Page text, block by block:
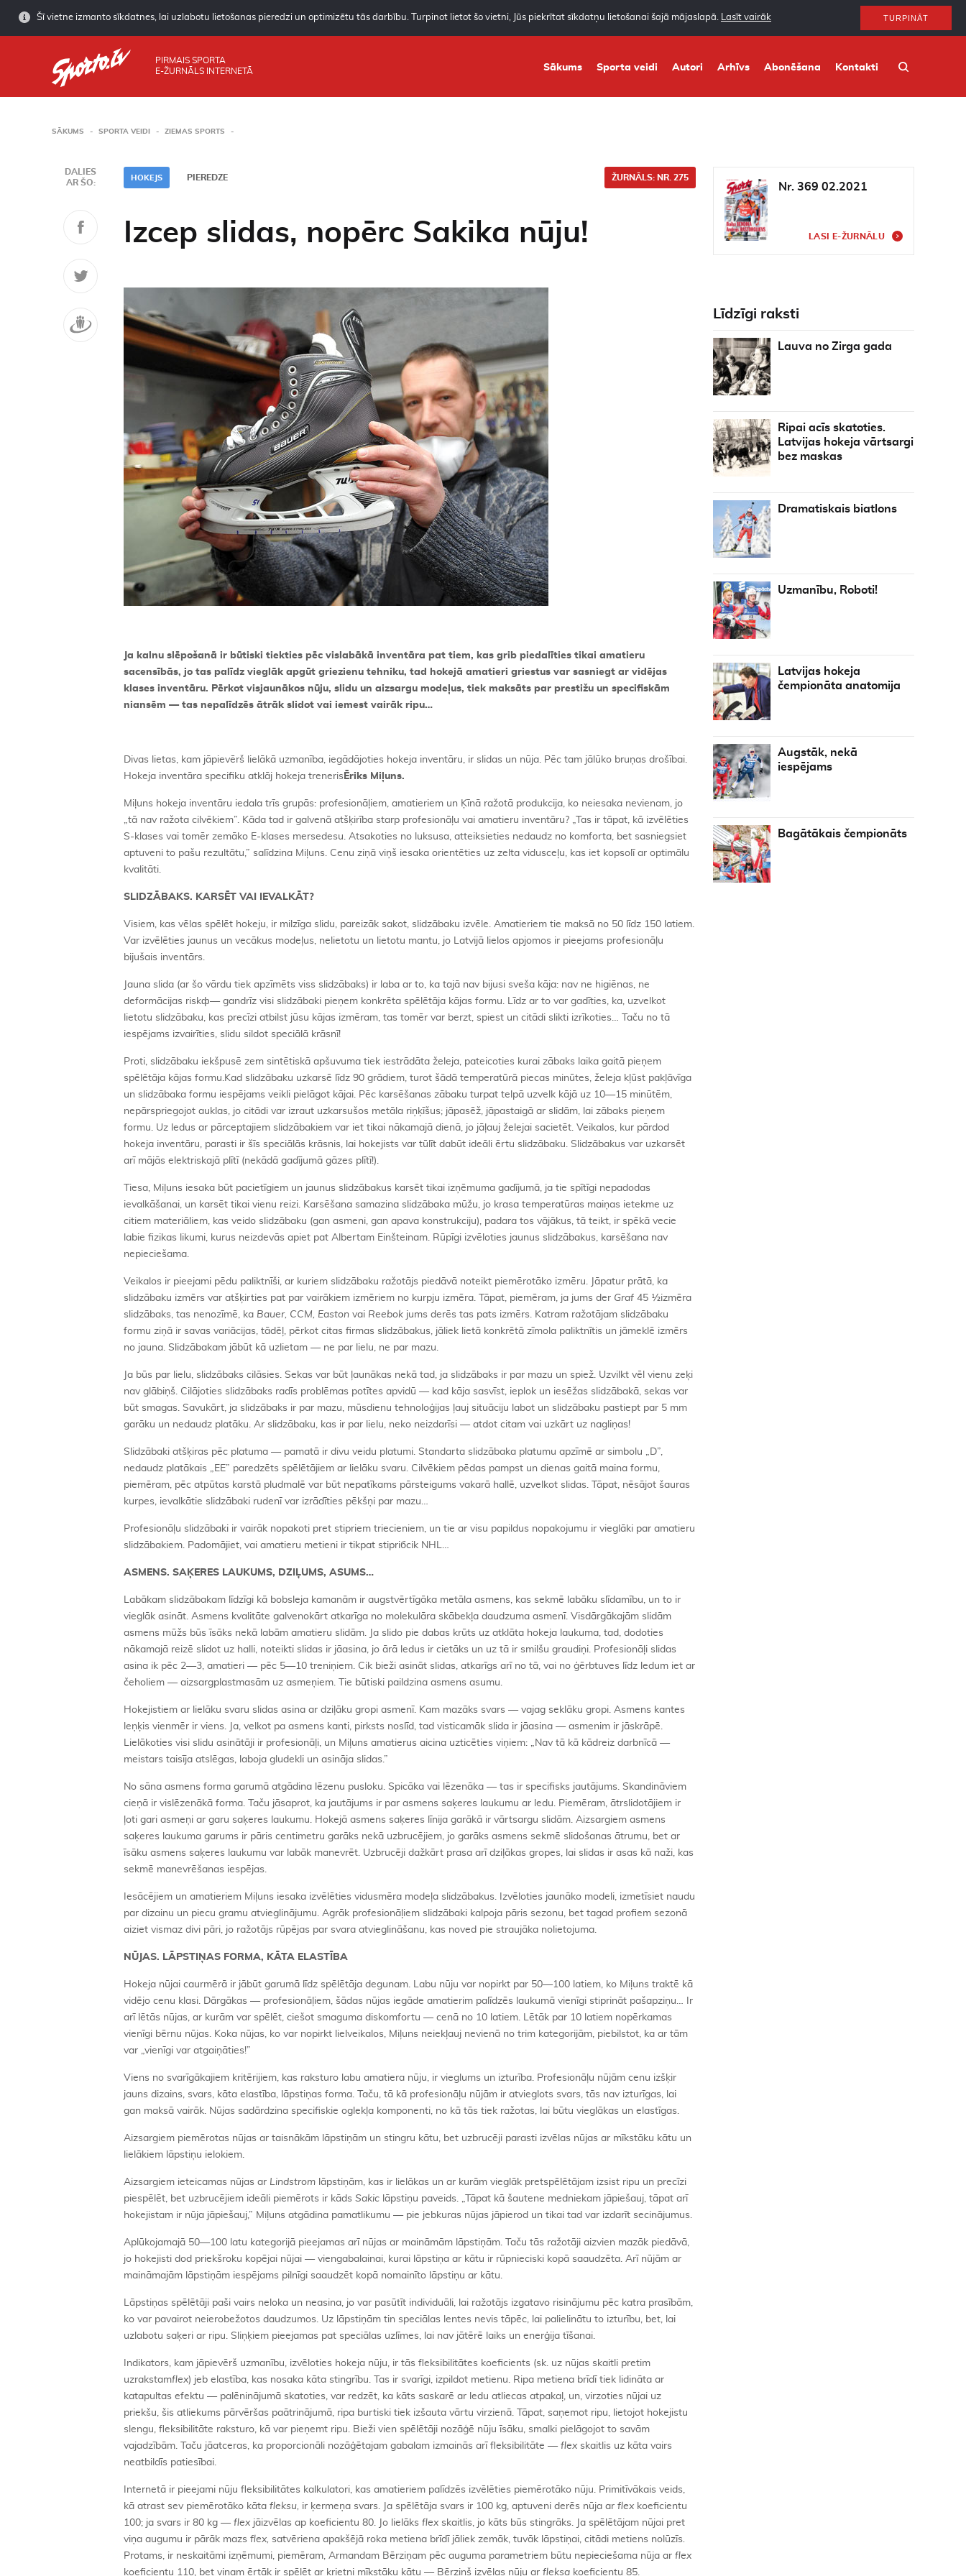
Šī vietne izmanto sīkdatnes, lai uzlabotu lietošanas pieredzi un optimizētu tās darbību. Turpinot lietot šo vietni, Jūs piekrītat sīkdatņu lietošanai šajā mājaslapā. Lasīt vairāk TURPINĀT
PIRMAIS SPORTA
E-ŽURNĀLS INTERNETĀ
Sākums Sporta veidi Autori Arhīvs Abonēšana Kontakti
SĀKUMS SPORTA VEIDI ZIEMAS SPORTS
DALIES
AR ŠO:
HOKEJS ŽURNĀLS: NR. 275
PIEREDZE
Izcep slidas, nopērc Sakika nūju!
Ja kalnu slēpošanā ir būtiski tiekties pēc vislabākā inventāra pat tiem, kas grib piedalīties tikai amatieru
sacensībās, jo tas palīdz vieglāk apgūt griezienu tehniku, tad hokejā amatieri griestus var sasniegt ar vidējas
klases inventāru. Pērkot visjaunākos nūju, slidu un aizsargu modeļus, tiek maksāts par prestižu un specifiskām
niansēm — tas nepalīdzēs ātrāk slidot vai iemest vairāk ripu…
Divas lietas, kam jāpievērš lielākā uzmanība, iegādājoties hokeja inventāru, ir slidas un nūja. Pēc tam jālūko bruņas drošībai.
Hokeja inventāra specifiku atklāj hokeja treneris Ēriks Miļuns.
Miļuns hokeja inventāru iedala trīs grupās: profesionāļiem, amatieriem un Ķīnā ražotā produkcija, ko neiesaka nevienam, jo
„tā nav ražota cilvēkiem”. Kāda tad ir galvenā atšķirība starp profesionāļu vai amatieru inventāru? „Tas ir tāpat, kā izvēlēties
S-klases vai tomēr zemāko E-klases mersedesu. Atsakoties no luksusa, atteiksieties nedaudz no komforta, bet sasniegsiet
aptuveni to pašu rezultātu,” salīdzina Miļuns. Cenu ziņā viņš iesaka orientēties uz zelta vidusceļu, kas iet kopsolī ar optimālu
kvalitāti.
SLIDZĀBAKS. KARSĒT VAI IEVALKĀT?
Visiem, kas vēlas spēlēt hokeju, ir milzīga slidu, pareizāk sakot, slidzābaku izvēle. Amatieriem tie maksā no 50 līdz 150 latiem.
Var izvēlēties jaunus un vecākus modeļus, nelietotu un lietotu mantu, jo Latvijā lielos apjomos ir pieejams profesionāļu
bijušais inventārs.
Jauna slida (ar šo vārdu tiek apzīmēts viss slidzābaks) ir laba ar to, ka tajā nav bijusi sveša kāja: nav ne higiēnas, ne
deformācijas riskф— gandrīz visi slidzābaki pieņem konkrēta spēlētāja kājas formu. Līdz ar to var gadīties, ka, uzvelkot
lietotu slidzābaku, kas precīzi atbilst jūsu kājas izmēram, tas tomēr var berzt, spiest un citādi slikti izrīkoties… Taču no tā
iespējams izvairīties, slidu sildot speciālā krāsnī!
Proti, slidzābaku iekšpusē zem sintētiskā apšuvuma tiek iestrādāta želeja, pateicoties kurai zābaks laika gaitā pieņem
spēlētāja kājas formu.Kad slidzābaku uzkarsē līdz 90 grādiem, turot šādā temperatūrā piecas minūtes, želeja kļūst pakļāvīga
un slidzābaka formu iespējams veikli pielāgot kājai. Pēc karsēšanas zābaku turpat telpā uzvelk kājā uz 10—15 minūtēm,
nepārspriegojot auklas, jo citādi var izraut uzkarsušos metāla riņķīšus; jāpasēž, jāpastaigā ar slidām, lai zābaks pieņem
formu. Uz ledus ar pārceptajiem slidzābakiem var iet tikai nākamajā dienā, jo jāļauj želejai sacietēt. Veikalos, kur pārdod
hokeja inventāru, parasti ir šīs speciālās krāsnis, lai hokejists var tūlīt dabūt ideāli ērtu slidzābaku. Slidzābakus var uzkarsēt
arī mājās elektriskajā plītī (nekādā gadījumā gāzes plītī!).
Tiesa, Miļuns iesaka būt pacietīgiem un jaunus slidzābakus karsēt tikai izņēmuma gadījumā, ja tie spītīgi nepadodas
ievalkāšanai, un karsēt tikai vienu reizi. Karsēšana samazina slidzābaka mūžu, jo krasa temperatūras maiņas ietekme uz
citiem materiāliem, kas veido slidzābaku (gan asmeni, gan apava konstrukciju), padara tos vājākus, tā teikt, ir spēkā vecie
labie fizikas likumi, kurus neizdevās apiet pat Albertam Einšteinam. Rūpīgi izvēloties jaunus slidzābakus, karsēšana nav
nepieciešama.
Veikalos ir pieejami pēdu paliktnīši, ar kuriem slidzābaku ražotājs piedāvā noteikt piemērotāko izmēru. Jāpatur prātā, ka
slidzābaku izmērs var atšķirties pat par vairākiem izmēriem no kurpju izmēra. Tāpat, piemēram, ja jums der Graf 45 ½izmēra
slidzābaks, tas nenozīmē, ka Bauer, CCM, Easton vai Reebok jums derēs tas pats izmērs. Katram ražotājam slidzābaku
formu ziņā ir savas variācijas, tādēļ, pērkot citas firmas slidzābakus, jāliek lietā konkrētā zīmola paliktnītis un jāmeklē izmērs
no jauna. Slidzābakam jābūt kā uzlietam — ne par lielu, ne par mazu.
Ja būs par lielu, slidzābaks cilāsies. Sekas var būt ļaunākas nekā tad, ja slidzābaks ir par mazu un spiež. Uzvilkt vēl vienu zeķi
nav glābiņš. Cilājoties slidzābaks radīs problēmas potītes apvidū — kad kāja sasvīst, ieplok un iesēžas slidzābakā, sekas var
būt smagas. Savukārt, ja slidzābaks ir par mazu, mūsdienu tehnoloģijas ļauj situāciju labot un slidzābaku pastiept par 5 mm
garāku un nedaudz platāku. Ar slidzābaku, kas ir par lielu, neko neizdarīsi — atdot citam vai uzkārt uz nagliņas!
Slidzābaki atšķiras pēc platuma — pamatā ir divu veidu platumi. Standarta slidzābaka platumu apzīmē ar simbolu „D”,
nedaudz platākais „EE” paredzēts spēlētājiem ar lielāku svaru. Cilvēkiem pēdas pampst un dienas gaitā maina formu,
piemēram, pēc atpūtas karstā pludmalē var būt nepatīkams pārsteigums vakarā hallē, uzvelkot slidas. Tāpat, nēsājot šauras
kurpes, ievalkātie slidzābaki rudenī var izrādīties pēkšņi par mazu…
Profesionāļu slidzābaki ir vairāk nopakoti pret stipriem triecieniem, un tie ar visu papildus nopakojumu ir vieglāki par amatieru
slidzābakiem. Padomājiet, vai amatieru metieni ir tikpat stipriбcik NHL…
ASMENS. SAĶERES LAUKUMS, DZIĻUMS, ASUMS…
Labākam slidzābakam līdzīgi kā bobsleja kamanām ir augstvērtīgāka metāla asmens, kas sekmē labāku slīdamību, un to ir
vieglāk asināt. Asmens kvalitāte galvenokārt atkarīga no molekulāra skābekļa daudzuma asmenī. Visdārgākajām slidām
asmens mūžs būs īsāks nekā labām amatieru slidām. Ja slido pie dabas krūts uz atklāta hokeja laukuma, tad, dodoties
nākamajā reizē slidot uz halli, noteikti slidas ir jāasina, jo ārā ledus ir cietāks un uz tā ir smilšu graudiņi. Profesionāļi slidas
asina ik pēc 2—3, amatieri — pēc 5—10 treniņiem. Cik bieži asināt slidas, atkarīgs arī no tā, vai no ģērbtuves līdz ledum iet ar
čeholiem — aizsargplastmasām uz asmeņiem. Tie būtiski paildzina asmens asumu.
Hokejistiem ar lielāku svaru slidas asina ar dziļāku gropi asmenī. Kam mazāks svars — vajag seklāku gropi. Asmens kantes
leņķis vienmēr ir viens. Ja, velkot pa asmens kanti, pirksts noslīd, tad visticamāk slida ir jāasina — asmenim ir jāskrāpē.
Lielākoties visi slidu asinātāji ir profesionāļi, un Miļuns amatierus aicina uzticēties viņiem: „Nav tā kā kādreiz darbnīcā —
meistars taisīja atslēgas, laboja gludekli un asināja slidas.”
No sāna asmens forma garumā atgādina lēzenu pusloku. Spicāka vai lēzenāka — tas ir specifisks jautājums. Skandināviem
cieņā ir vislēzenākā forma. Taču jāsaprot, ka jautājums ir par asmens saķeres laukumu ar ledu. Piemēram, ātrslidotājiem ir
ļoti gari asmeņi ar garu saķeres laukumu. Hokejā asmens saķeres līnija garākā ir vārtsargu slidām. Aizsargiem asmens
saķeres laukuma garums ir pāris centimetru garāks nekā uzbrucējiem, jo garāks asmens sekmē slidošanas ātrumu, bet ar
īsāku asmens saķeres laukumu var labāk manevrēt. Uzbrucēji dažkārt prasa arī dziļākas gropes, lai slidas ir asas kā naži, kas
sekmē manevrēšanas iespējas.
Iesācējiem un amatieriem Miļuns iesaka izvēlēties vidusmēra modeļa slidzābakus. Izvēloties jaunāko modeli, izmetīsiet naudu
par dizainu un piecu gramu atvieglinājumu. Agrāk profesionāļiem slidzābaki kalpoja pāris sezonu, bet tagad profiem sezonā
aiziet vismaz divi pāri, jo ražotājs rūpējas par svara atvieglināšanu, kas noved pie straujāka nolietojuma.
NŪJAS. LĀPSTIŅAS FORMA, KĀTA ELASTĪBA
Hokeja nūjai caurmērā ir jābūt garumā līdz spēlētāja degunam. Labu nūju var nopirkt par 50—100 latiem, ko Miļuns traktē kā
vidējo cenu klasi. Dārgākas — profesionāļiem, šādas nūjas iegāde amatierim palīdzēs laukumā vienīgi stiprināt pašapziņu… Ir
arī lētās nūjas, ar kurām var spēlēt, ciešot smaguma diskomfortu — cenā no 10 latiem. Lētāk par 10 latiem nopērkamas
vienīgi bērnu nūjas. Koka nūjas, ko var nopirkt lielveikalos, Miļuns neiekļauj nevienā no trim kategorijām, piebilstot, ka ar tām
var „vienīgi var atgaiņāties!”
Viens no svarīgākajiem kritērijiem, kas raksturo labu amatiera nūju, ir vieglums un izturība. Profesionāļu nūjām cenu izšķir
jauns dizains, svars, kāta elastība, lāpstiņas forma. Taču, tā kā profesionāļu nūjām ir atvieglots svars, tās nav izturīgas, lai
gan maksā vairāk. Nūjas sadārdzina specifiskie oglekļa komponenti, no kā tās tiek ražotas, lai būtu vieglākas un elastīgas.
Aizsargiem piemērotas nūjas ar taisnākām lāpstiņām un stingru kātu, bet uzbrucēji parasti izvēlas nūjas ar mīkstāku kātu un
lielākiem lāpstiņu ielokiem.
Aizsargiem ieteicamas nūjas ar Lindstrom lāpstiņām, kas ir lielākas un ar kurām vieglāk pretspēlētājam izsist ripu un precīzi
piespēlēt, bet uzbrucējiem ideāli piemērots ir kāds Sakic lāpstiņu paveids. „Tāpat kā šautene medniekam jāpiešauj, tāpat arī
hokejistam ir nūja jāpiešauj,” Miļuns atgādina pamatlikumu — pie jebkuras nūjas jāpierod un tikai tad var izdarīt secinājumus.
Aplūkojamajā 50—100 latu kategorijā pieejamas arī nūjas ar maināmām lāpstiņām. Taču tās ražotāji aizvien mazāk piedāvā,
jo hokejisti dod priekšroku kopējai nūjai — viengabalainai, kurai lāpstiņa ar kātu ir rūpnieciski kopā saaudzēta. Arī nūjām ar
maināmajām lāpstiņām iespējams pilnīgi saaudzēt kopā nomainīto lāpstiņu ar kātu.
Lāpstiņas spēlētāji paši vairs neloka un neasina, jo var pasūtīt individuāli, lai ražotājs izgatavo risinājumu pēc katra prasībām,
ko var pavairot neierobežotos daudzumos. Uz lāpstiņām tin speciālas lentes nevis tāpēc, lai palielinātu to izturību, bet, lai
uzlabotu saķeri ar ripu. Sliņķiem pieejamas pat speciālas uzlīmes, lai nav jātērē laiks un enerģija tīšanai.
Indikators, kam jāpievērš uzmanību, izvēloties hokeja nūju, ir tās fleksibilitātes koeficients (sk. uz nūjas skaitli pretim
uzrakstamflex) jeb elastība, kas nosaka kāta stingrību. Tas ir svarīgi, izpildot metienu. Ripa metiena brīdī tiek lidināta ar
katapultas efektu — palēninājumā skatoties, var redzēt, ka kāts saskarē ar ledu atliecas atpakaļ, un, virzoties nūjai uz
priekšu, šis atliekums pārvēršas paātrinājumā, ripa burtiski tiek izšauta vārtu virzienā. Tāpat, saņemot ripu, lietojot hokejistu
slengu, fleksibilitāte raksturo, kā var pieņemt ripu. Bieži vien spēlētāji nozāģē nūju īsāku, smalki pielāgojot to savām
vajadzībām. Taču jāatceras, ka proporcionāli nozāģētajam gabalam izmainās arī fleksibilitāte — flex skaitlis uz kāta vairs
neatbildīs patiesībai.
Internetā ir pieejami nūju fleksibilitātes kalkulatori, kas amatieriem palīdzēs izvēlēties piemērotāko nūju. Primitīvākais veids,
kā atrast sev piemērotāko kāta fleksu, ir ķermeņa svars. Ja spēlētāja svars ir 100 kg, aptuveni derēs nūja ar flex koeficientu
100; ja svars ir 80 kg — flex jāizvēlas ap koeficientu 80. Jo lielāks flex skaitlis, jo kāts būs stingrāks. Ja spēlētājam nūjai pret
viņa augumu ir pārāk mazs flex, satvēriena apakšējā roka metiena brīdī jāliek zemāk, tuvāk lāpstiņai, citādi metiens nolūzīs.
Protams, ir neskaitāmi izņēmumi, piemēram, Armandam Bērziņam pēc auguma parametriem būtu nepieciešama nūja ar flex
koeficientu 110, bet viņam ērtāk ir spēlēt ar krietni mīkstāku kātu — Bērziņš izvēlas nūju ar fleksa koeficientu 85.
Nr. 369 02.2021
LASI E-ŽURNĀLU
Līdzīgi raksti
Lauva no Zirga gada
Ripai acīs skatoties.
Latvijas hokeja vārtsargi
bez maskas
Dramatiskais biatlons
Uzmanību, Roboti!
Latvijas hokeja
čempionāta anatomija
Augstāk, nekā
iespējams
Bagātākais čempionāts